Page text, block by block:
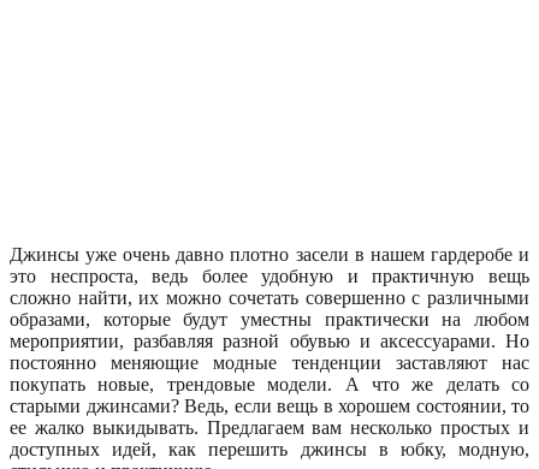
Джинсы уже очень давно плотно засели в нашем гардеробе и
это неспроста, ведь более удобную и практичную вещь
сложно найти, их можно сочетать совершенно с различными
образами, которые будут уместны практически на любом
мероприятии, разбавляя разной обувью и аксессуарами. Но
постоянно меняющие модные тенденции заставляют нас
покупать новые, трендовые модели. А что же делать со
старыми джинсами? Ведь, если вещь в хорошем состоянии, то
ее жалко выкидывать. Предлагаем вам несколько простых и
доступных идей, как перешить джинсы в юбку, модную,